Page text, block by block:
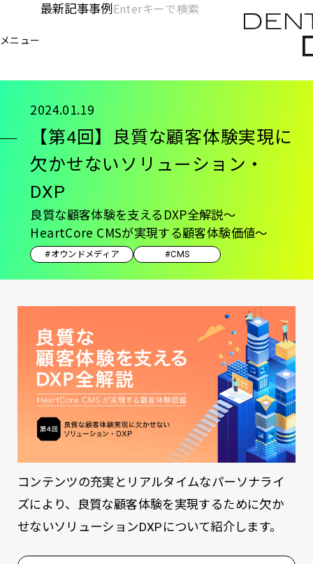
ン
ン
ツ
メニュー
[KC]
-
メ
イ
ン
最新記事事例
検
索
【
【第4回】良質な顧客体験実現に
欠かせないソリューション・
DXP
良質な顧客体験を支えるDXP全解説～
HeartCore CMSが実現する顧客体験価値〜
2024.01.19
#オウンドメディア #CMS
コンテンツの充実とリアルタイムなパーソナライ
ズにより、良質な顧客体験を実現するために欠か
せないソリューションDXPについて紹介します。